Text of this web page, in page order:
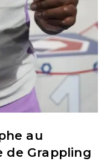
au
de Grappling